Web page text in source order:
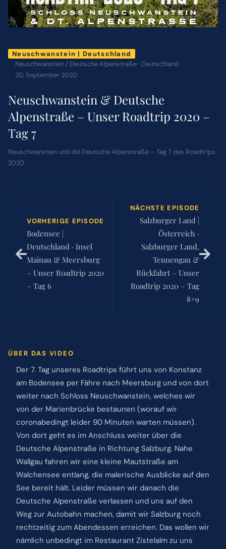
ÜBER MICH
NEWSLETTER
NACH:
Neuschwanstein | Deutschland
Neuschwanstein / Deutsche Alpenstraße · Deutschland
20. September 2020
Neuschwanstein & Deutsche
Alpenstraße – Unser Roadtrip 2020 –
Tag 7
Neuschwanstein und die Deutsche Alpenstraße – Tag 7 des Roadtrips
2020.
VORHERIGE EPISODE
Bodensee |
Deutschland · Insel
Mainau & Meersburg
– Unser Roadtrip 2020
– Tag 6
NÄCHSTE EPISODE
Salzburger Land |
Österreich ·
Salzburger Land,
Tennengau &
Rückfahrt – Unser
Roadtrip 2020 – Tag
8+9
ÜBER DAS VIDEO
Der 7. Tag unseres Roadtrips führt uns von Konstanz
am Bodensee per Fähre nach Meersburg und von dort
weiter nach Schloss Neuschwanstein, welches wir
von der Marienbrücke bestaunen (worauf wir
coronabedingt leider 90 Minuten warten müssen).
Von dort geht es im Anschluss weiter über die
Deutsche Alpenstraße in Richtung Salzburg. Nahe
Wallgau fahren wir eine kleine Mautstraße am
Walchensee entlang, die malerische Ausblicke auf den
See bereit hält. Leider müssen wir danach die
Deutsche Alpenstraße verlassen und uns auf den
Weg zur Autobahn machen, damit wir Salzburg noch
rechtzeitig zum Abendessen erreichen. Das wollen wir
nämlich unbedingt im Restaurant Zistelalm zu uns